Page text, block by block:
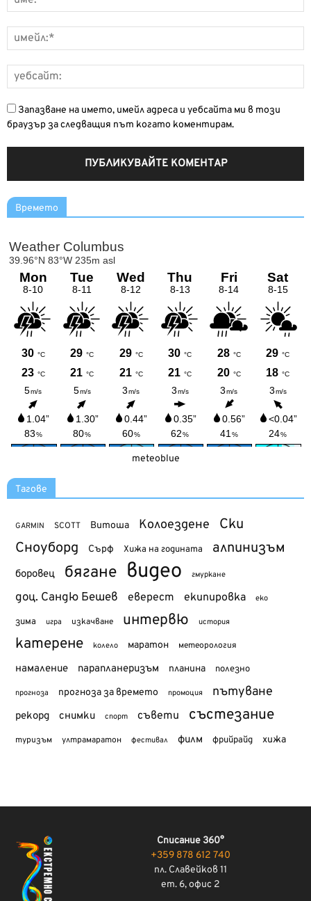
Запазване на името, имейл адреса и уебсайта ми в този
браузър за следващия път когато коментирам.
Времето
meteoblue
Тагове
GARMIN SCOTT Витоша Колоездене Ски
Сноуборд Сърф Хижа на годината алпинизъм
боровец бягане видео гмуркане
доц. Сандю Бешев еверест екипировка еко
зима игра изкачване интервю история
катерене колело маратон метеорология
намаление парапланеризъм планина полезно
прогноза прогноза за времето промоция пътуване
рекорд снимки спорт съвети състезание
туризъм ултрамаратон фестивал филм фрийрайд хижа
Списание 360°
+359 878 612 740
пл. Славейков 11
ет. 6, офис 2